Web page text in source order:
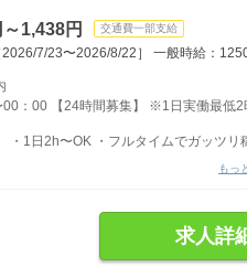
1,438円 交通費一部支給
2026/7/23〜2026/8/22］ 一般時給：
内
00：00 【24時間募集】 ※1日実働最低
・1日2h〜OK ・フルタイムでガッツリ
もっ
求人詳